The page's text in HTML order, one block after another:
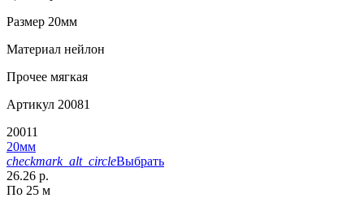
Размер 20мм
Материал нейлон
Прочее мягкая
Артикул 20081
20011
20мм
checkmark_alt_circleВыбрать
26.26 р.
По 25 м